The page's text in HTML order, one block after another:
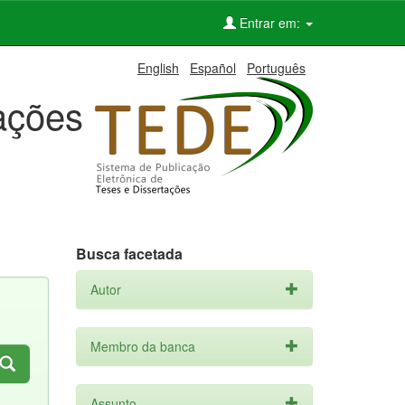
Entrar em:
English Español Português
Busca facetada
Autor
Membro da banca